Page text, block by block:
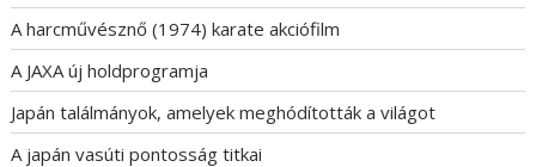
A harcművésznő (1974) karate akciófilm
A JAXA új holdprogramja
Japán találmányok, amelyek meghódították a világot
A japán vasúti pontosság titkai